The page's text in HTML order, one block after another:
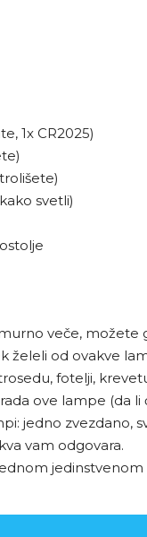
1x CR2025)
svetli)
veče, možete
želeli od ovakve
fotelji,
ove lampe (da
jedno zvezdano,
vam odgovara.